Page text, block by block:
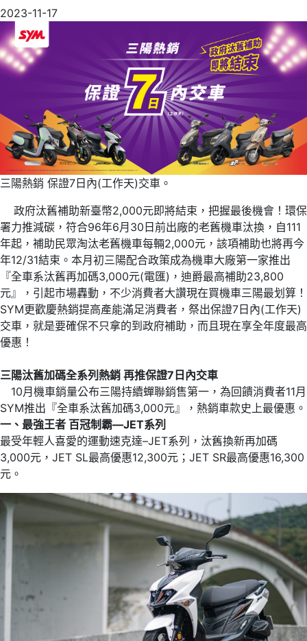
2023-11-17
三陽熱銷 保證7日內(工作天)交車。
政府汰舊補助新臺幣2,000元即將結束，把握最後機會！環保
署力推減碳，符合96年6月30日前出廠的老舊機車汰換，自111
年起，補助民眾淘汰老舊機車每輛2,000元，該項補助也將再今
年12/31結束。本月初三陽配合政策成為機車大廠第一家推出
『全車系汰舊再加碼3,000元(電匯)，迪爵最高補助23,800
元』，引起市場轟動，不少消費者大讚現在買機車三陽最划算！
SYM更歡慶熱銷提高產能滿足消費者，祭出保證7日內(工作天)
交車，就是要確保不只拿的到政府補助，而且現在享全年度最高
優惠！
三陽汰舊加碼全系列熱銷 再推保證7日內交車
10月機車銷量公布三陽持續蟬聯銷售第一，為回饋消費者11月
SYM推出『全車系汰舊加碼3,000元』，熱銷車款史上最優惠。
一、最強王者 百冠制霸—JET系列
最受年輕人喜愛的運動速克達–JET系列，汰舊換新再加碼
3,000元，JET SL最高優惠12,300元；JET SR最高優惠16,300
元。